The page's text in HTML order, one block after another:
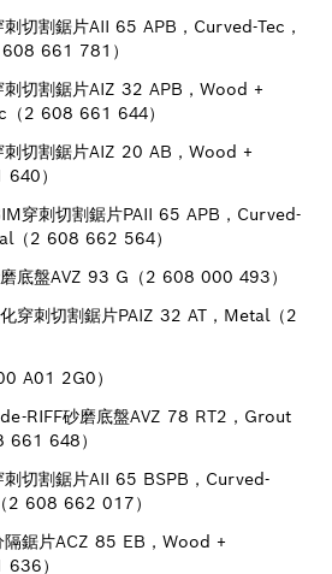
切割鋸片AII 65 APB，Curved-Tec，
661 781）
切割鋸片AIZ 32 APB，Wood +
2 608 661 644）
切割鋸片AIZ 20 AB，Wood +
）
穿刺切割鋸片PAII 65 APB，Curved-
（2 608 662 564）
底盤AVZ 93 G（2 608 000 493）
穿刺切割鋸片PAIZ 32 AT，Metal（2
A01 2G0）
RIFF砂磨底盤AVZ 78 RT2，Grout
648）
切割鋸片AII 65 BSPB，Curved-
2 608 662 017）
鋸片ACZ 85 EB，Wood +
）